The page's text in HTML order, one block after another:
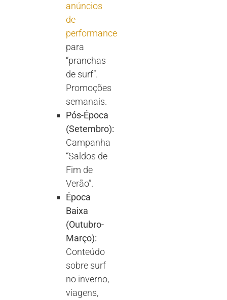
anúncios
de
performance
para
“pranchas
de surf”.
Promoções
semanais.
Pós-Época
(Setembro):
Campanha
“Saldos de
Fim de
Verão”.
Época
Baixa
(Outubro-
Março):
Conteúdo
sobre surf
no inverno,
viagens,